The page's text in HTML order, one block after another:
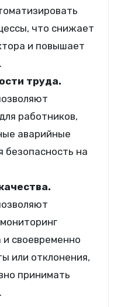
что снижает
и повышает
труда.
работников,
аварийные
безопасность на
и своевременно
или отклонения,
принимать